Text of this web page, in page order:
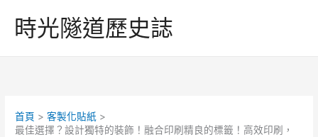
時光隧道歷史誌
首頁
客製化貼紙
最佳選擇？設計獨特的裝飾！融合印刷精良的標籤！高效印刷，